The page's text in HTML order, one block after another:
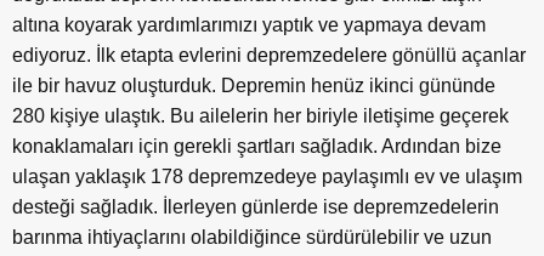
altına koyarak yardımlarımızı yaptık ve yapmaya devam
ediyoruz. İlk etapta evlerini depremzedelere gönüllü açanlar
ile bir havuz oluşturduk. Depremin henüz ikinci gününde
280 kişiye ulaştık. Bu ailelerin her biriyle iletişime geçerek
konaklamaları için gerekli şartları sağladık. Ardından bize
ulaşan yaklaşık 178 depremzedeye paylaşımlı ev ve ulaşım
desteği sağladık. İlerleyen günlerde ise depremzedelerin
barınma ihtiyaçlarını olabildiğince sürdürülebilir ve uzun